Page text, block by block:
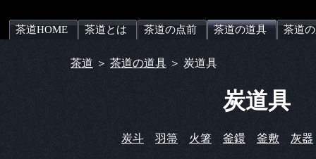
茶道HOME 茶道とは 茶道の点前 茶道の道具 茶道
茶道 ＞ 茶道の道具 ＞ 炭道具
炭道具
炭斗 羽箒 火箸 釜鐶 釜敷 灰器